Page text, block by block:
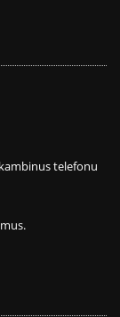
telefonu